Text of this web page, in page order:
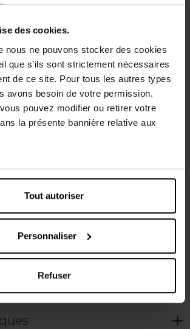
des cookies.
nous ne pouvons stocker des cookies
que s’ils sont strictement nécessaires
de ce site. Pour tous les autres types
avons besoin de votre permission.
pouvez modifier ou retirer votre
la présente bannière relative aux
Tout autoriser
Personnaliser
Refuser
pour un maximum de plaisir sous la
Crème de Douche hydrate et nourrit la
et en profondeur. Testée sous contrôle
cette crème de douche affiche un pH
Le miel bio sert de base naturelle et
de douche. C’est en Provence que
année le miel qui sert à fabriquer
de douche. Cette fragrance aux
est conditionnée dans un flacon
de la nature avec la nouvelle Crème de
Le Petit Marseillais !
votre main. Laissez-vous envoûter par le
doux et relaxant du miel bio.